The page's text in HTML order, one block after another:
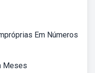
Em Números
Meses